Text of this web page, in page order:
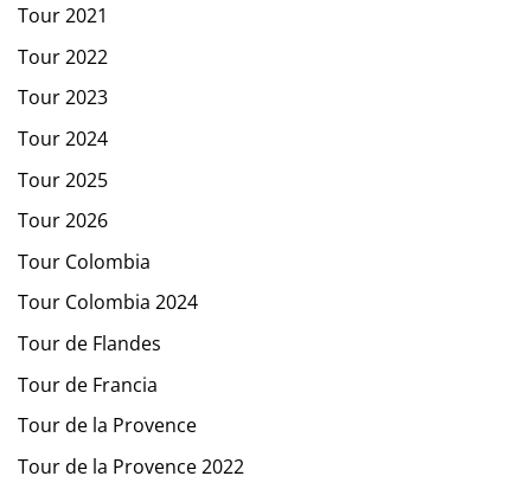
Tour 2021
Tour 2022
Tour 2023
Tour 2024
Tour 2025
Tour 2026
Tour Colombia
Tour Colombia 2024
Tour de Flandes
Tour de Francia
Tour de la Provence
Tour de la Provence 2022